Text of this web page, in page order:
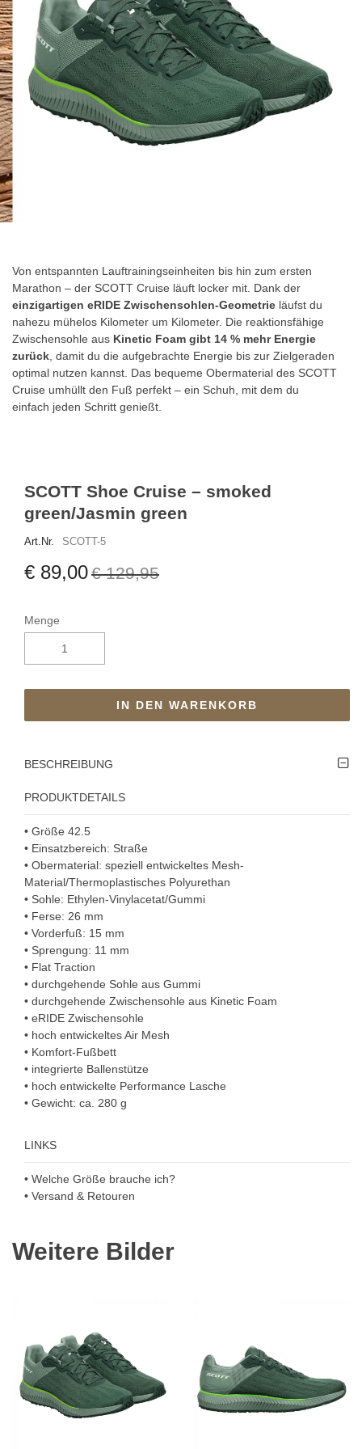
SCOTT Shoe Cruise – smoked
green/Jasmin green
Art.Nr. SCOTT-5
€ 89,00€ 129,95
Menge
IN DEN WARENKORB
BESCHREIBUNG
PRODUKTDETAILS
• Größe 42.5
• Einsatzbereich: Straße
• Obermaterial: speziell entwickeltes Mesh-
Material/Thermoplastisches Polyurethan
• Sohle: Ethylen-Vinylacetat/Gummi
• Ferse: 26 mm
• Vorderfuß: 15 mm
• Sprengung: 11 mm
• Flat Traction
• durchgehende Sohle aus Gummi
• durchgehende Zwischensohle aus Kinetic Foam
• eRIDE Zwischensohle
• hoch entwickeltes Air Mesh
• Komfort-Fußbett
• integrierte Ballenstütze
• hoch entwickelte Performance Lasche
• Gewicht: ca. 280 g
LINKS
• Welche Größe brauche ich?
• Versand & Retouren
Bildgalerie
Von entspannten Lauftrainingseinheiten bis hin zum ersten
Marathon – der SCOTT Cruise läuft locker mit. Dank der
einzigartigen eRIDE Zwischensohlen-Geometrie läufst du
nahezu mühelos Kilometer um Kilometer. Die reaktionsfähige
Zwischensohle aus Kinetic Foam gibt 14 % mehr Energie
zurück , damit du die aufgebrachte Energie bis zur Zielgeraden
optimal nutzen kannst. Das bequeme Obermaterial des SCOTT
Cruise umhüllt den Fuß perfekt – ein Schuh, mit dem du
einfach jeden Schritt genießt.
Weitere Bilder